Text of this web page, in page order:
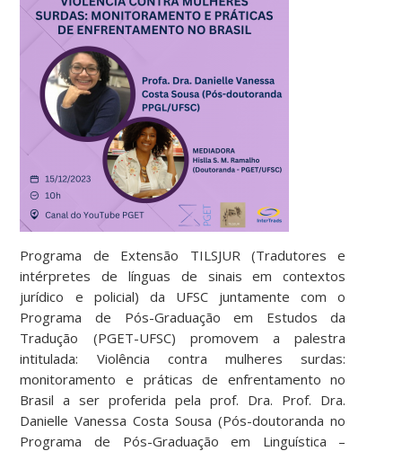
Programa de Extensão TILSJUR (Tradutores e
intérpretes de línguas de sinais em contextos
jurídico e policial) da UFSC juntamente com o
Programa de Pós-Graduação em Estudos da
Tradução (PGET-UFSC) promovem a palestra
intitulada: Violência contra mulheres surdas:
monitoramento e práticas de enfrentamento no
Brasil a ser proferida pela prof. Dra. Prof. Dra.
Danielle Vanessa Costa Sousa (Pós-doutoranda no
Programa de Pós-Graduação em Linguística –